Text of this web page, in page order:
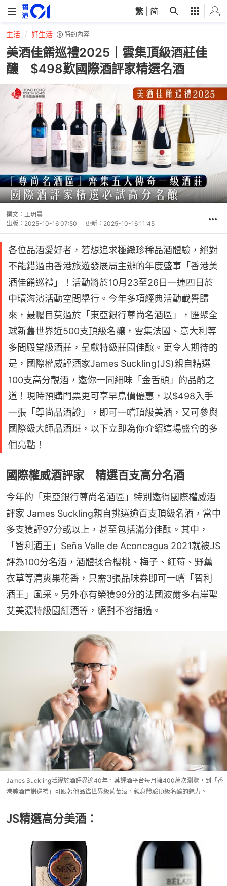
繁 简
生活 好生活 特約內容
美酒佳餚巡禮2025｜雲集頂級酒莊佳
釀 $498歎國際酒評家精選名酒
撰文： 王玥晨
出版： 2025-10-16 07:50 更新： 2025-10-16 11:45
各位品酒愛好者，若想追求極緻珍稀品酒體驗，絕對
不能錯過由香港旅遊發展局主辦的年度盛事「香港美
酒佳餚巡禮」！活動將於10月23至26日一連四日於
中環海濱活動空間舉行。今年多項經典活動載譽歸
來，最矚目莫過於「東亞銀行尊尚名酒區」，匯聚全
球新舊世界近500支頂級名釀，雲集法國、意大利等
多間殿堂級酒莊，呈獻特級莊園佳釀。更令人期待的
是，國際權威評酒家James Suckling(JS)親自精選
100支高分靚酒，邀你一同細味「金舌頭」的品酌之
道！現時預購門票更可享早鳥價優惠，以$498入手
一張「尊尚品酒證」，即可一嚐頂級美酒，又可參與
國際級大師品酒班，以下立即為你介紹這場盛會的多
個亮點！
國際權威酒評家 精選百支高分名酒
今年的「東亞銀行尊尚名酒區」特別邀得國際權威酒
評家 James Suckling親自挑選逾百支頂級名酒，當中
多支獲評97分或以上，甚至包括滿分佳釀。其中，
「智利酒王」Seña Valle de Aconcagua 2021就被JS
評為100分名酒，酒體揉合櫻桃、梅子、紅莓、野薰
衣草等清爽果花香，只需3張品味券即可一嚐「智利
酒王」風采。另外亦有榮獲99分的法國波爾多右岸聖
艾美濃特級園紅酒等，絕對不容錯過。
James Suckling活躍於酒評界逾40年，其評酒平台每月擁400萬次瀏覽，到「香
港美酒佳餚巡禮」可跟著他品鑑世界級葡萄酒，親身體驗頂級名釀的魅力。
JS精選高分美酒：